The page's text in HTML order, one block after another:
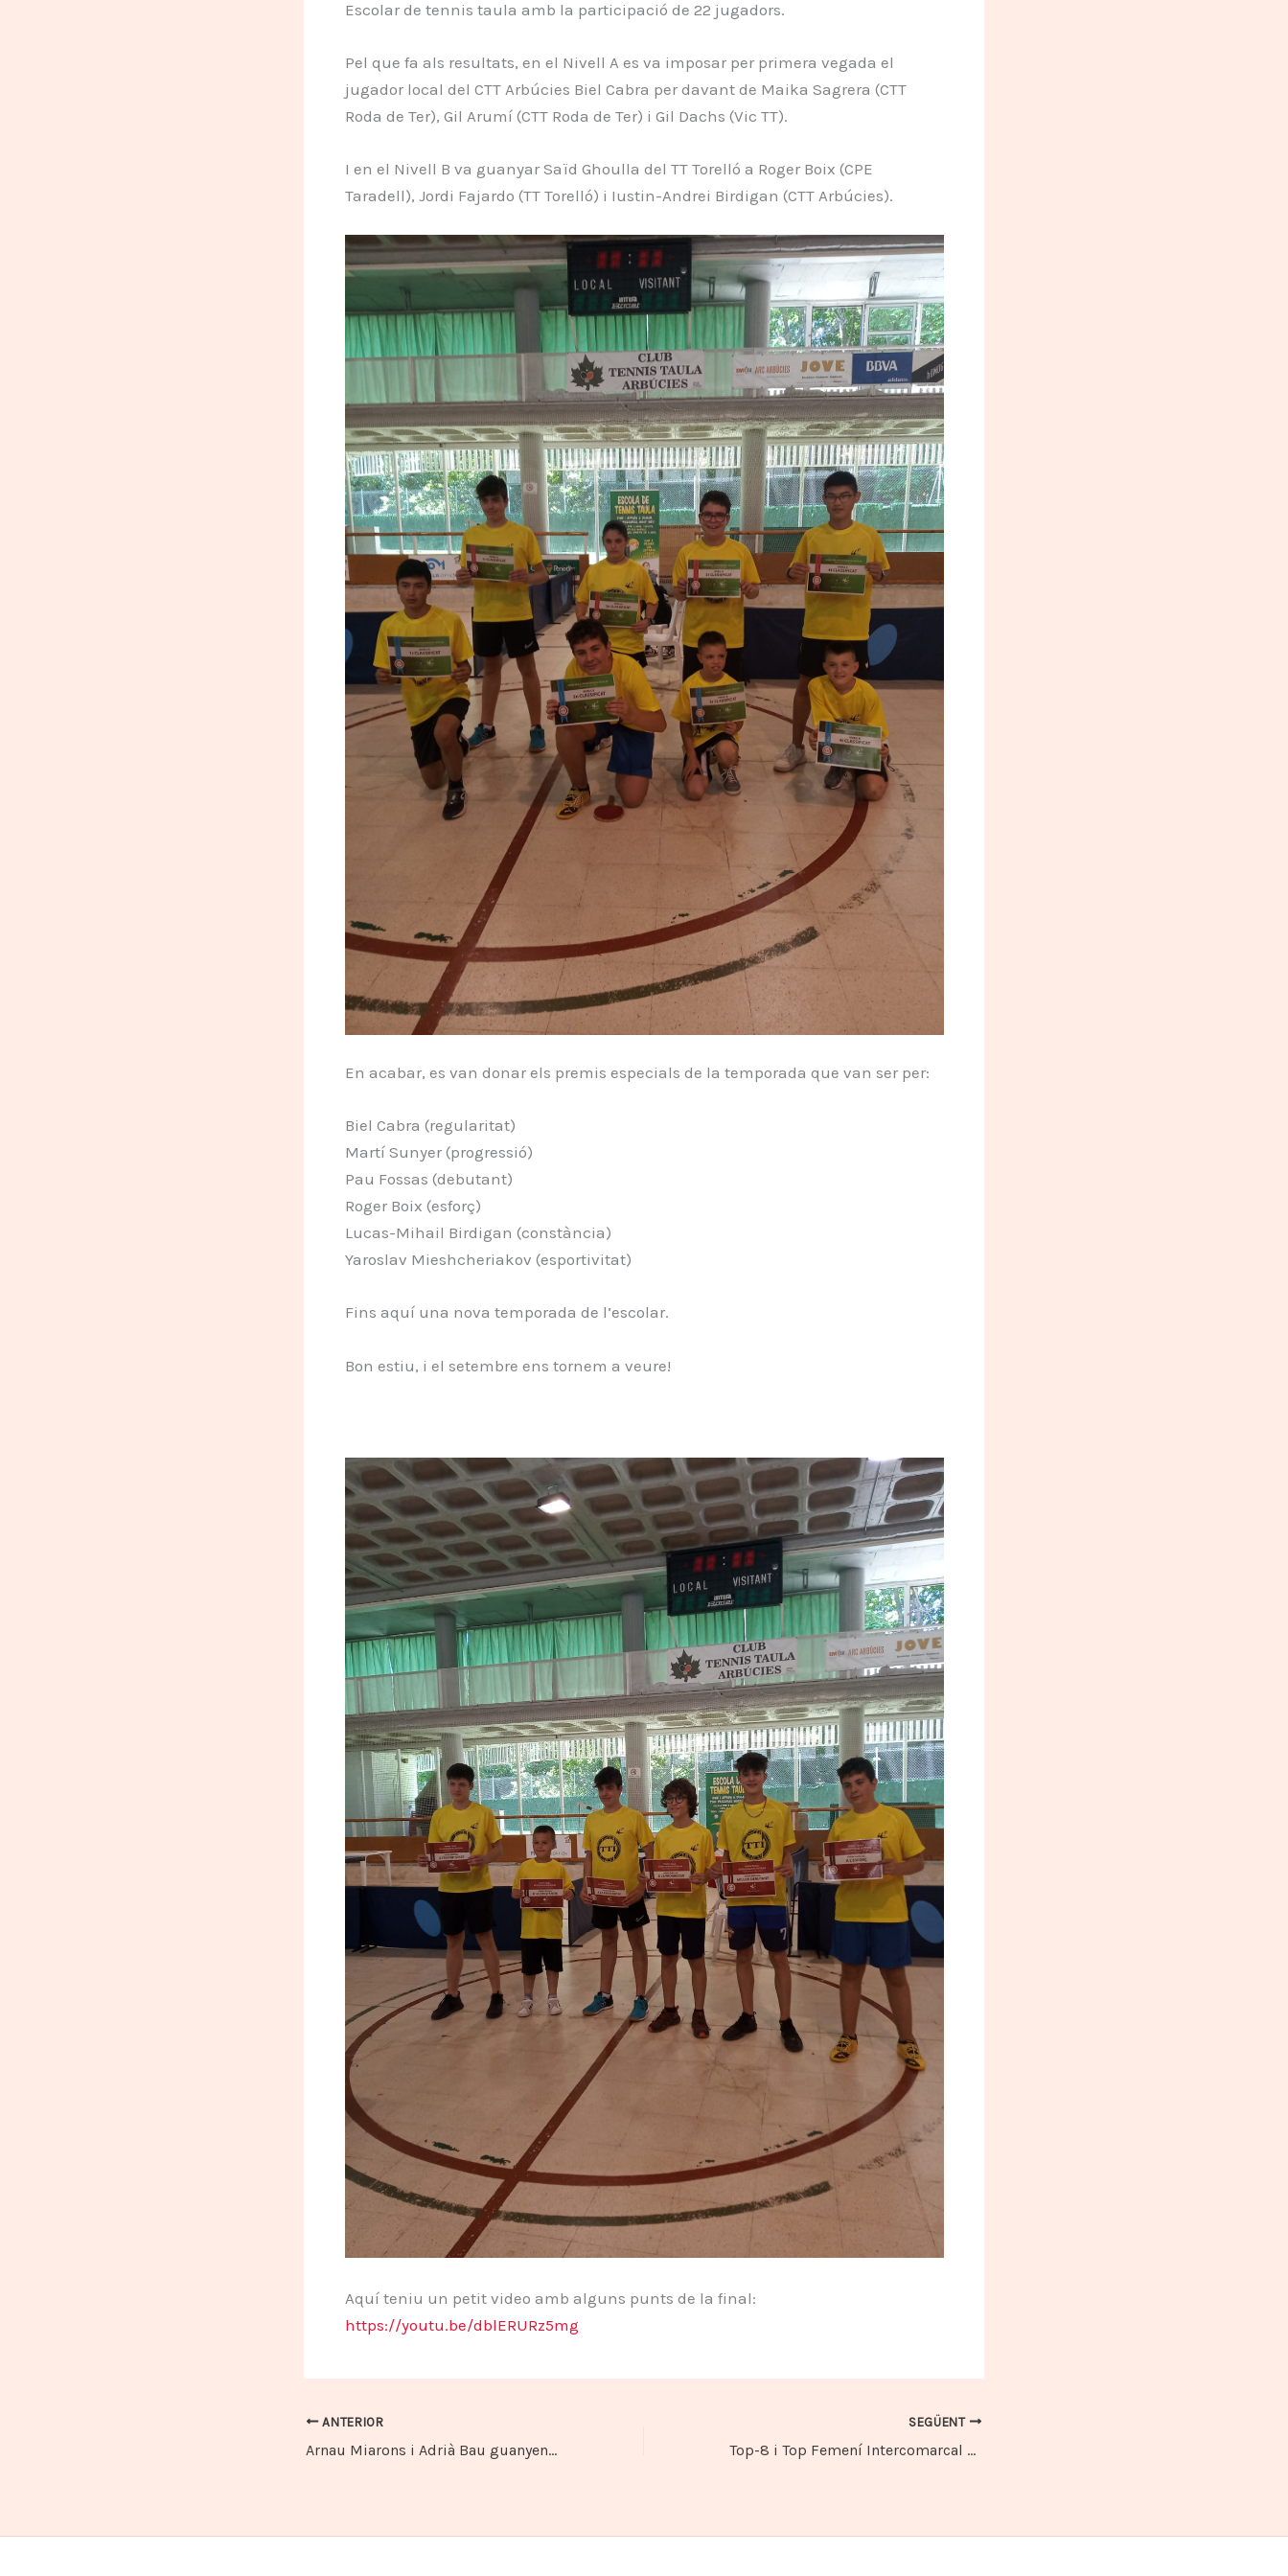
Escolar de tennis taula amb la participació de 22 jugadors.
Pel que fa als resultats, en el Nivell A es va imposar per primera vegada el
jugador local del CTT Arbúcies Biel Cabra per davant de Maika Sagrera (CTT
Roda de Ter), Gil Arumí (CTT Roda de Ter) i Gil Dachs (Vic TT).
I en el Nivell B va guanyar Saïd Ghoulla del TT Torelló a Roger Boix (CPE
Taradell), Jordi Fajardo (TT Torelló) i Iustin-Andrei Birdigan (CTT Arbúcies).
En acabar, es van donar els premis especials de la temporada que van ser per:
Biel Cabra (regularitat)
Martí Sunyer (progressió)
Pau Fossas (debutant)
Roger Boix (esforç)
Lucas-Mihail Birdigan (constància)
Yaroslav Mieshcheriakov (esportivitat)
Fins aquí una nova temporada de l’escolar.
Bon estiu, i el setembre ens tornem a veure!
Aquí teniu un petit video amb alguns punts de la final:
https://youtu.be/dblERURz5mg
ANTERIOR
Arnau Miarons i Adrià Bau guanyen la 2ª fase del Torneig Individual del TTI 2022
SEGÜENT
Top-8 i Top Femení Intercomarcal 2022